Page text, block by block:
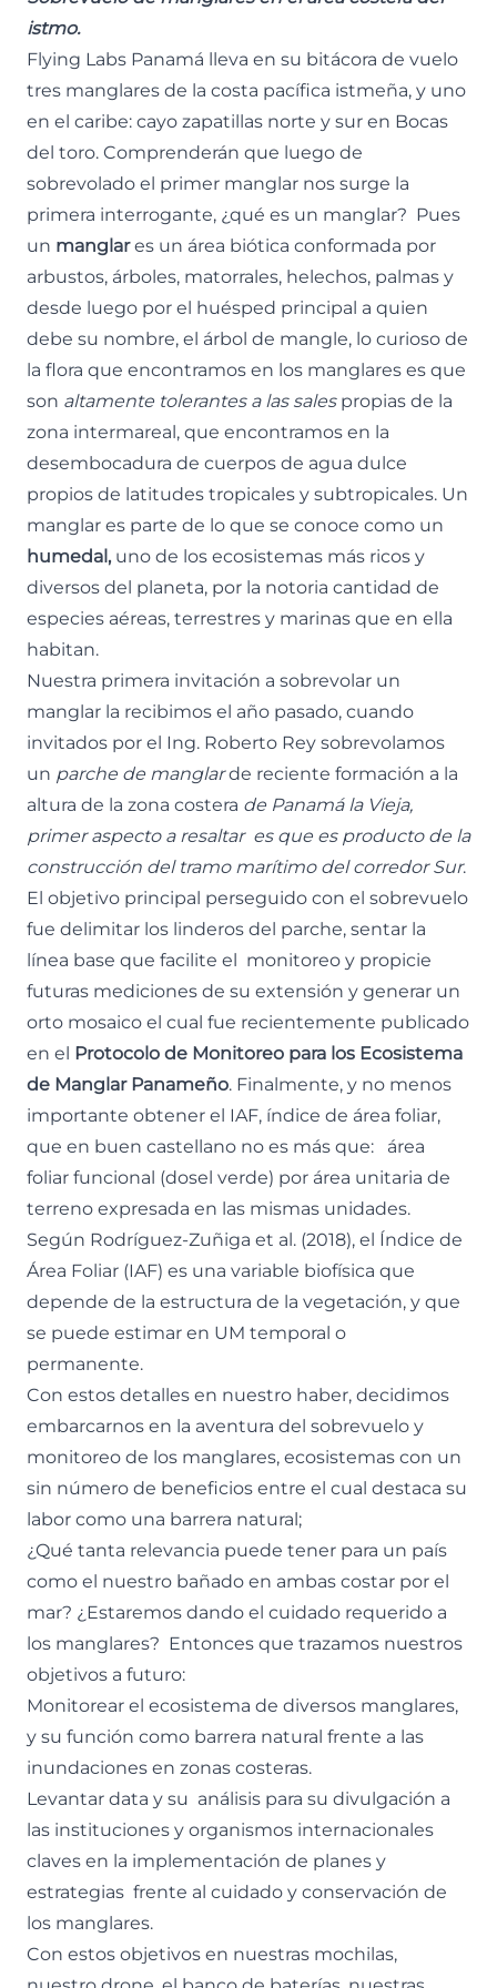
istmo.
Flying Labs Panamá lleva en su bitácora de vuelo
tres manglares de la costa pacífica istmeña, y uno
en el caribe: cayo zapatillas norte y sur en Bocas
del toro. Comprenderán que luego de
sobrevolado el primer manglar nos surge la
primera interrogante, ¿qué es un manglar? Pues
un manglares un área biótica conformada por
arbustos, árboles, matorrales, helechos, palmas y
desde luego por el huésped principal a quien
debe su nombre, el árbol de mangle, lo curioso de
la flora que encontramos en los manglares es que
son altamente tolerantes a las salespropias de la
zona intermareal, que encontramos en la
desembocadura de cuerpos de agua dulce
propios de latitudes tropicales y subtropicales. Un
manglar es parte de lo que se conoce como un
humedal, uno de los ecosistemas más ricos y
diversos del planeta, por la notoria cantidad de
especies aéreas, terrestres y marinas que en ella
habitan.
Nuestra primera invitación a sobrevolar un
manglar la recibimos el año pasado, cuando
invitados por el Ing. Roberto Rey sobrevolamos
un parche de manglarde reciente formación a la
altura de la zona costera de Panamá la Vieja,
primer aspecto a resaltar es que es producto de la
construcción del tramo marítimo del corredor Sur.
El objetivo principal perseguido con el sobrevuelo
fue delimitar los linderos del parche, sentar la
línea base que facilite el monitoreo y propicie
futuras mediciones de su extensión y generar un
orto mosaico el cual fue recientemente publicado
en el Protocolo de Monitoreo para los Ecosistema
de Manglar Panameño. Finalmente, y no menos
importante obtener el IAF, índice de área foliar,
que en buen castellano no es más que: área
foliar funcional (dosel verde) por área unitaria de
terreno expresada en las mismas unidades.
Según Rodríguez-Zuñiga et al. (2018), el Índice de
Área Foliar (IAF) es una variable biofísica que
depende de la estructura de la vegetación, y que
se puede estimar en UM temporal o
permanente.
Con estos detalles en nuestro haber, decidimos
embarcarnos en la aventura del sobrevuelo y
monitoreo de los manglares, ecosistemas con un
sin número de beneficios entre el cual destaca su
labor como una barrera natural;
¿Qué tanta relevancia puede tener para un país
como el nuestro bañado en ambas costar por el
mar? ¿Estaremos dando el cuidado requerido a
los manglares? Entonces que trazamos nuestros
objetivos a futuro:
Monitorear el ecosistema de diversos manglares,
y su función como barrera natural frente a las
inundaciones en zonas costeras.
Levantar data y su análisis para su divulgación a
las instituciones y organismos internacionales
claves en la implementación de planes y
estrategias frente al cuidado y conservación de
los manglares.
Con estos objetivos en nuestras mochilas,